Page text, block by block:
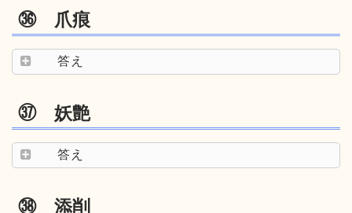
㊱ 爪痕
答え
㊲ 妖艶
答え
㊳ 添削